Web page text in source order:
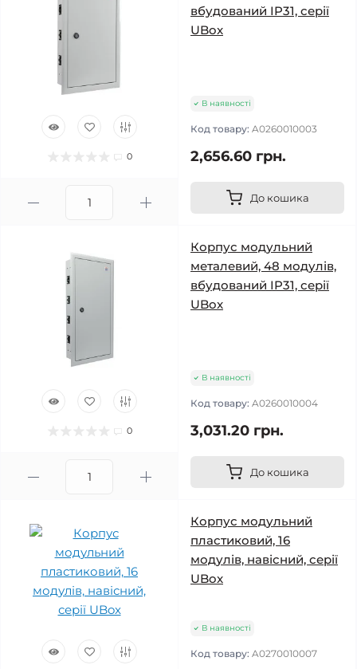
0
вбудований IP31, серії
UBox
В наявності
Код товару: A0260010003
2,656.60 грн.
До кошика
0
Корпус модульний
металевий, 48 модулів,
вбудований IP31, серії
UBox
В наявності
Код товару: A0260010004
3,031.20 грн.
До кошика
Корпус модульний
пластиковий, 16
модулів, навісний, серії
UBox
В наявності
Код товару: A0270010007